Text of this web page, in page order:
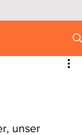
unser